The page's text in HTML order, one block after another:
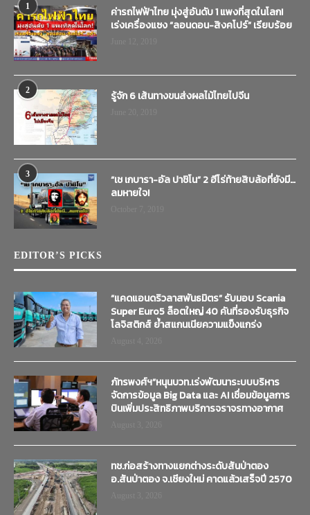
1
ค่ารถไฟฟ้าไทย มุ่งสู่อันดับ 1 แพงที่สุดในโลก!
เร่งเครื่องแซง “ลอนดอน-สิงคโปร์” เรียบร้อย
2 รู้จัก 6 เส้นทางขนส่งผลไม้ไทยไปจีน
3
“เช เกบารา-อัล ปาชิโน” 2 ฮีโร่ท้ายสิบล้อที่ยังมี…
ลมหายใจ!
EDITOR’S PICKS
“แคดแอนดริวลาสพันธมิตร” รับมอบ Scania
Super Euro5 ล็อตใหญ่ 40 คันที่รองรับธุรกิจ
โลจิสติกส์ ย้ำสแกนเนียความแข็งแกร่ง
ภัทรพงศ์ฯ”หนุนบวท.เร่งพัฒนาระบบบริหาร
จัดการข้อมูล Big Data และ AI เชื่อมข้อมูลการ
บินเพิ่มประสิทธิภาพบริการจราจรทางอากาศ
ทช.ก่อสร้างทางแยกต่างระดับสันป่าตอง
อ.สันป่าตอง จ.เชียงใหม่ คาดแล้วเสร็จปี 2570